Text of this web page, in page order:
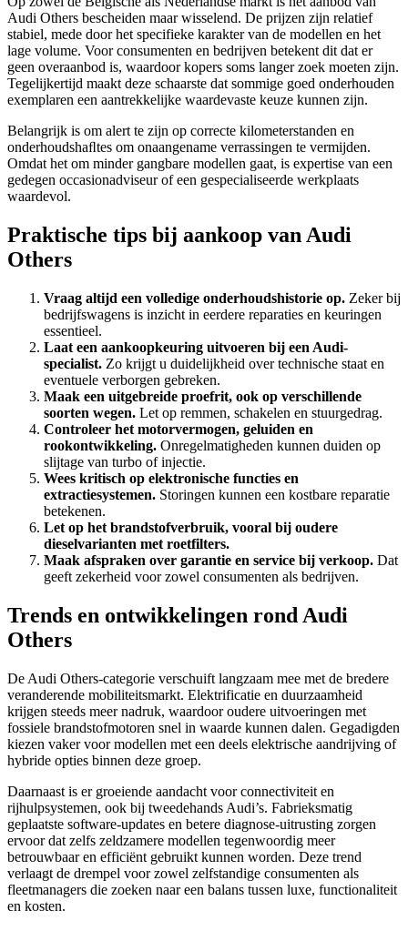
Audi Others bescheiden maar wisselend. De prijzen zijn relatief
stabiel, mede door het specifieke karakter van de modellen en het
lage volume. Voor consumenten en bedrijven betekent dit dat er
geen overaanbod is, waardoor kopers soms langer zoek moeten zijn.
Tegelijkertijd maakt deze schaarste dat sommige goed onderhouden
exemplaren een aantrekkelijke waardevaste keuze kunnen zijn.
Belangrijk is om alert te zijn op correcte kilometerstanden en
onderhoudshaﬂtes om onaangename verrassingen te vermijden.
Omdat het om minder gangbare modellen gaat, is expertise van een
gedegen occasionadviseur of een gespecialiseerde werkplaats
waardevol.
Praktische tips bij aankoop van Audi
Others
Vraag altijd een volledige onderhoudshistorie op. Zeker bij
bedrijfswagens is inzicht in eerdere reparaties en keuringen
essentieel.
Laat een aankoopkeuring uitvoeren bij een Audi-
specialist. Zo krijgt u duidelijkheid over technische staat en
eventuele verborgen gebreken.
Maak een uitgebreide proefrit, ook op verschillende
soorten wegen. Let op remmen, schakelen en stuurgedrag.
Controleer het motorvermogen, geluiden en
rookontwikkeling. Onregelmatigheden kunnen duiden op
slijtage van turbo of injectie.
Wees kritisch op elektronische functies en
extractiesystemen. Storingen kunnen een kostbare reparatie
betekenen.
Let op het brandstofverbruik, vooral bij oudere
dieselvarianten met roetfilters.
Maak afspraken over garantie en service bij verkoop. Dat
geeft zekerheid voor zowel consumenten als bedrijven.
Trends en ontwikkelingen rond Audi
Others
De Audi Others-categorie verschuift langzaam mee met de bredere
veranderende mobiliteitsmarkt. Elektrificatie en duurzaamheid
krijgen steeds meer nadruk, waardoor oudere uitvoeringen met
fossiele brandstofmotoren snel in waarde kunnen dalen. Gegadigden
kiezen vaker voor modellen met een deels elektrische aandrijving of
hybride opties binnen deze groep.
Daarnaast is er groeiende aandacht voor connectiviteit en
rijhulpsystemen, ook bij tweedehands Audi’s. Fabrieksmatig
geplaatste software-updates en betere diagnose-uitrusting zorgen
ervoor dat zelfs zeldzamere modellen tegenwoordig meer
betrouwbaar en efficiënt gebruikt kunnen worden. Deze trend
verlaagt de drempel voor zowel zelfstandige consumenten als
fleetmanagers die zoeken naar een balans tussen luxe, functionaliteit
en kosten.